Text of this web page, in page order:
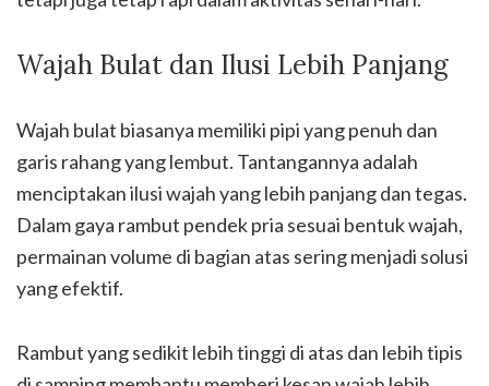
Wajah Bulat dan Ilusi Lebih Panjang
Wajah bulat biasanya memiliki pipi yang penuh dan
garis rahang yang lembut. Tantangannya adalah
menciptakan ilusi wajah yang lebih panjang dan tegas.
Dalam gaya rambut pendek pria sesuai bentuk wajah,
permainan volume di bagian atas sering menjadi solusi
yang efektif.
Rambut yang sedikit lebih tinggi di atas dan lebih tipis